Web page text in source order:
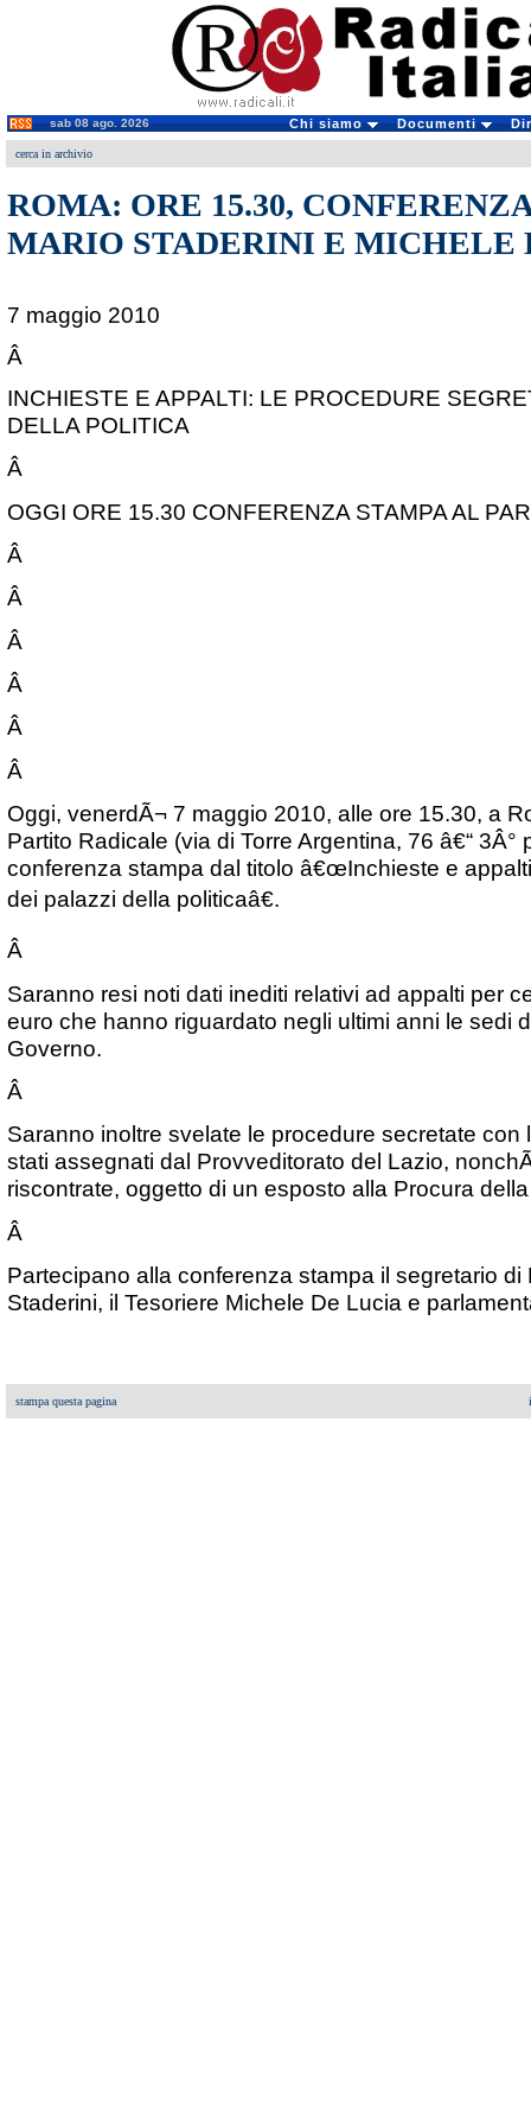
sab 08 ago. 2026 Chi siamo Documenti
cerca in archivio
ROMA: ORE 15.30,
MARIO STADERINI E MICHELE
7 maggio 2010
Â
INCHIESTE E APPALTI: LE PROCEDURE
DELLA POLITICA
Â
OGGI ORE 15.30 CONFERENZA STAMPA AL
Â
Â
Â
Â
Â
Â
Oggi, venerdÃ¬ 7 maggio 2010, alle ore 15.30, a
Partito Radicale (via di Torre Argentina, 76 â€“
conferenza stampa dal titolo â€œInchieste e
dei palazzi della politicaâ€.
Â
Saranno resi noti dati inediti relativi ad appalti per
euro che hanno riguardato negli ultimi anni le sedi
Governo.
Â
Saranno inoltre svelate le procedure secretate con
stati assegnati dal Provveditorato del Lazio,
riscontrate, oggetto di un esposto alla Procura
Â
Partecipano alla conferenza stampa il segretario di
Staderini, il Tesoriere Michele De Lucia e
stampa questa pagina